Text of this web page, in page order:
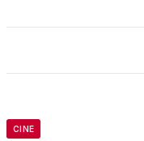
CINE